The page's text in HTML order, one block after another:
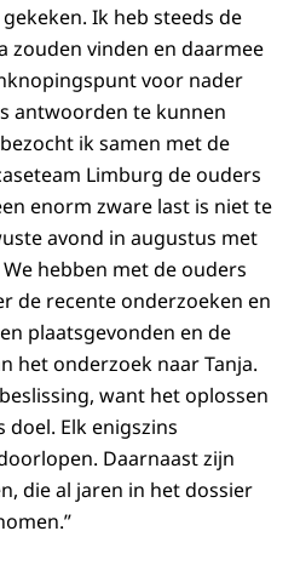
Ik heb steeds de
zouden vinden en daarmee
voor nader
antwoorden te kunnen
ik samen met de
Limburg de ouders
enorm zware last is niet te
avond in augustus met
hebben met de ouders
de recente onderzoeken en
plaatsgevonden en de
het onderzoek naar Tanja.
want het oplossen
doel. Elk enigszins
Daarnaast zijn
die al jaren in het dossier